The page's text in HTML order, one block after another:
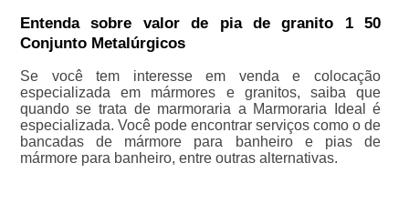
Entenda sobre valor de pia de granito 1 50
Conjunto Metalúrgicos
Se você tem interesse em venda e colocação
especializada em mármores e granitos, saiba que
quando se trata de marmoraria a Marmoraria Ideal é
especializada. Você pode encontrar serviços como o de
bancadas de mármore para banheiro e pias de
mármore para banheiro, entre outras alternativas.